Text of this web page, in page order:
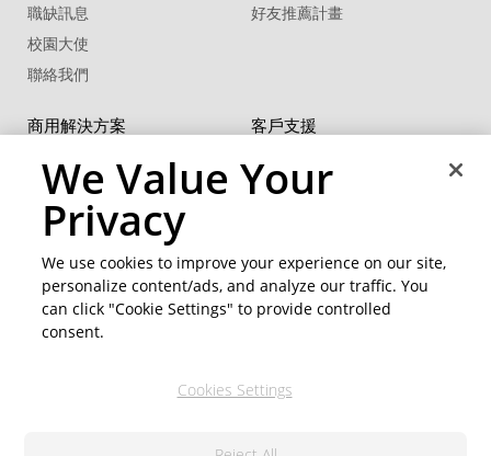
職缺訊息
校園大使
聯絡我們
好友推薦計畫
商用解決方案
FaceMe ®SDK
客戶支援
軟體更新
社群資源 變更地區
We Value Your
Privacy
We use cookies to improve your experience on our site,
personalize content/ads, and analyze our traffic. You
can click "Cookie Settings" to provide controlled
consent.
Cookies Settings